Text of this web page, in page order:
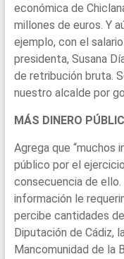
económica de
millones de euros. Y
ejemplo, con el
presidenta, Susana
de retribución bruta.
nuestro alcalde por
MÁS DINERO
Agrega que “muchos
público por el
consecuencia de
información le
percibe cantidades
Diputación de Cádiz,
Mancomunidad de la